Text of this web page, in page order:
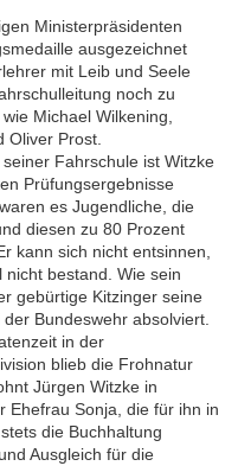
Ministerpräsidenten
ausgezeichnet
mit Leib und Seele
noch zu
Michael Wilkening,
Oliver Prost.
Fahrschule ist Witzke
Prüfungsergebnisse
es Jugendliche, die
diesen zu 80 Prozent
kann sich nicht entsinnen,
bestand. Wie sein
gebürtige Kitzinger seine
Bundeswehr absolviert.
in der
blieb die Frohnatur
Jürgen Witzke in
Ehefrau Sonja, die für ihn in
die Buchhaltung
Ausgleich für die